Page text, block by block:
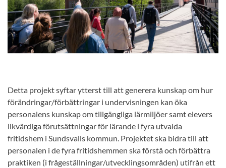
Detta projekt syftar ytterst till att generera kunskap om hur
förändringar/förbättringar i undervisningen kan öka
personalens kunskap om tillgängliga lärmiljöer samt elevers
likvärdiga förutsättningar för lärande i fyra utvalda
fritidshem i Sundsvalls kommun. Projektet ska bidra till att
personalen i de fyra fritidshemmen ska förstå och förbättra
praktiken (i frågeställningar/utvecklingsområden) utifrån ett